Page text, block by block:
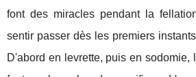
font des miracles pendant la
sentir passer dès les premiers
D'abord en levrette, puis en sodomie,